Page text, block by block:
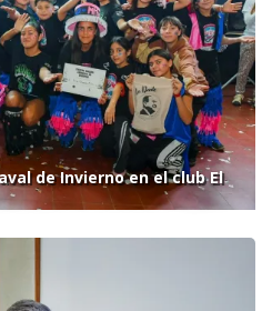
de Invierno en el club El